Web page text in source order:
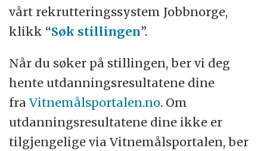
vårt rekrutteringssystem Jobbnorge,
klikk “Søk stillingen”.
Når du søker på stillingen, ber vi deg
hente utdanningsresultatene dine
fraVitnemålsportalen.no. Om
utdanningsresultatene dine ikke er
tilgjengelige via Vitnemålsportalen, ber